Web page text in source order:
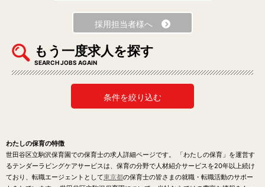
採用担当者様へ
もう一度求人を探す
SEARCH JOBS AGAIN
条件を絞り込む
わたしの保育の特徴
世田谷区立駒沢保育園での保育士の求人詳細ページです。 「わたしの保育」を運営す
るテンダーラビングケアサービスは、保育の分野で人材紹介サービスを20年以上続け
ており、転職エージェントとして東京都の保育士の皆さまの就職・転職活動のサポー